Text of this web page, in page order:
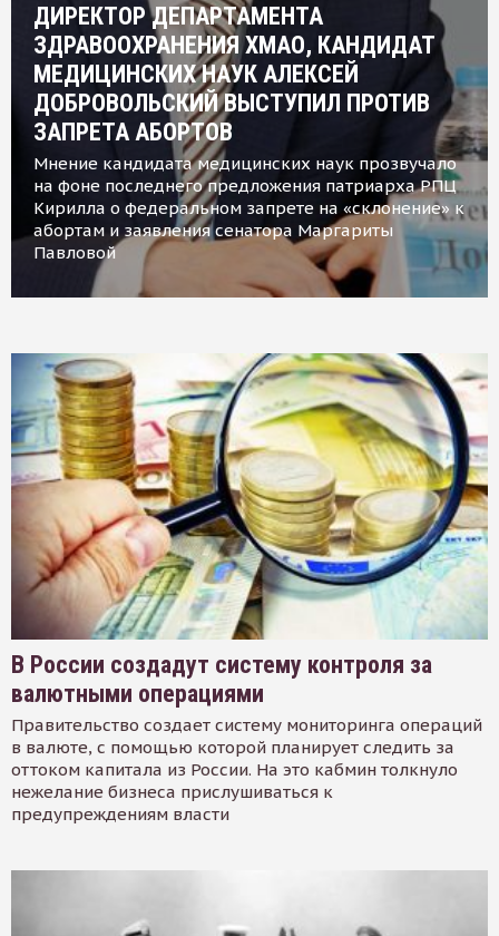
ДИРЕКТОР ДЕПАРТАМЕНТА
ЗДРАВООХРАНЕНИЯ ХМАО, КАНДИДАТ
МЕДИЦИНСКИХ НАУК АЛЕКСЕЙ
ДОБРОВОЛЬСКИЙ ВЫСТУПИЛ ПРОТИВ
ЗАПРЕТА АБОРТОВ
Мнение кандидата медицинских наук прозвучало
на фоне последнего предложения патриарха РПЦ
Кирилла о федеральном запрете на «склонение» к
абортам и заявления сенатора Маргариты
Павловой
В России создадут систему контроля за
валютными операциями
Правительство создает систему мониторинга операций
в валюте, с помощью которой планирует следить за
оттоком капитала из России. На это кабмин толкнуло
нежелание бизнеса прислушиваться к
предупреждениям власти